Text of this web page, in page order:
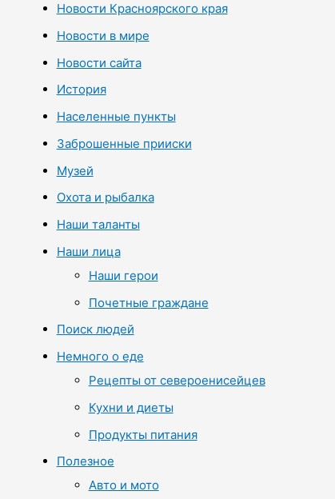
Новости Красноярского края
Новости в мире
Новости сайта
История
Населенные пункты
Заброшенные прииски
Музей
Охота и рыбалка
Наши таланты
Наши лица
Наши герои
Почетные граждане
Поиск людей
Немного о еде
Рецепты от североенисейцев
Кухни и диеты
Продукты питания
Полезное
Авто и мото